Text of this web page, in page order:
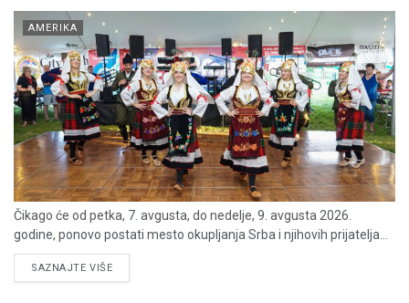
AMERIKA
Čikago će od petka, 7. avgusta, do nedelje, 9. avgusta 2026.
godine, ponovo postati mesto okupljanja Srba i njihovih prijatelja...
SAZNAJTE VIŠEDETAILS